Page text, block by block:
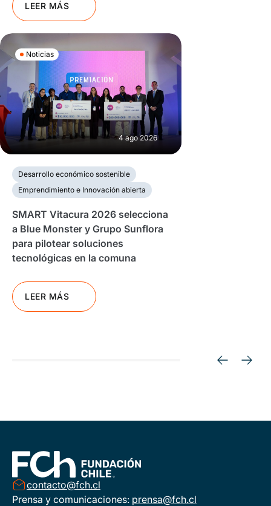
LEER MÁS
Noticias
4 ago 2026
Desarrollo económico sostenible
Emprendimiento e Innovación abierta
SMART Vitacura 2026 selecciona
a Blue Monster y Grupo Sunflora
para pilotear soluciones
tecnológicas en la comuna
LEER MÁS
contacto@fch.cl
Prensa y comunicaciones: prensa@fch.cl